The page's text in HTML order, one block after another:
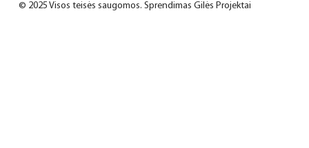
© 2025 Visos teisės saugomos. Sprendimas Gilės Projektai